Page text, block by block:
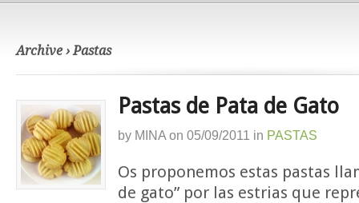
Archive › Pastas
Pastas de Pata de Gato
by MINA on 05/09/2011 in PASTAS
Os proponemos estas pastas
de gato” por las estrias que